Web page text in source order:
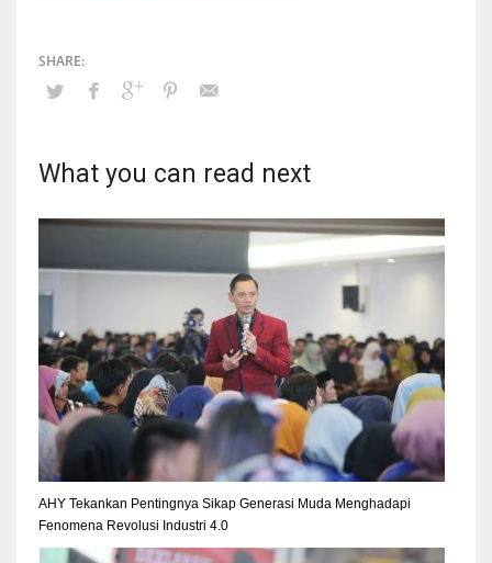
What you can read next
AHY Tekankan Pentingnya Sikap Generasi Muda Menghadapi
Fenomena Revolusi Industri 4.0